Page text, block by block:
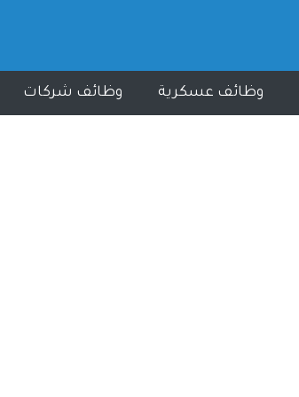
وظائف عسكرية وظائف شركات